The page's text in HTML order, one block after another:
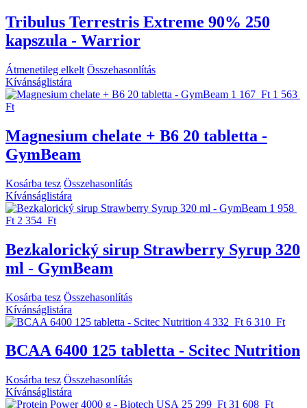
Tribulus Terrestris Extreme 90% 250
kapszula - Warrior
Átmenetileg elkelt Összehasonlítás
Kívánságlistára
1 167 Ft 1 563
Ft
Magnesium chelate + B6 20 tabletta -
GymBeam
Kosárba tesz Összehasonlítás
Kívánságlistára
1 958
Ft 2 354 Ft
Bezkalorický sirup Strawberry Syrup 320
ml - GymBeam
Kosárba tesz Összehasonlítás
Kívánságlistára
4 332 Ft 6 310 Ft
BCAA 6400 125 tabletta - Scitec Nutrition
Kosárba tesz Összehasonlítás
Kívánságlistára
25 299 Ft 31 608 Ft